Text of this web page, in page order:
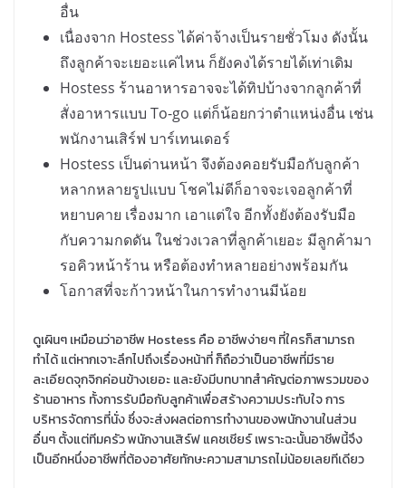
อื่น
เนื่องจาก Hostess ได้ค่าจ้างเป็นรายชั่วโมง ดังนั้น
ถึงลูกค้าจะเยอะแค่ไหน ก็ยังคงได้รายได้เท่าเดิม
Hostess ร้านอาหารอาจจะได้ทิปบ้างจากลูกค้าที่
สั่งอาหารแบบ To-go แต่ก็น้อยกว่าตำแหน่งอื่น เช่น
พนักงานเสิร์ฟ บาร์เทนเดอร์
Hostess เป็นด่านหน้า จึงต้องคอยรับมือกับลูกค้า
หลากหลายรูปแบบ โชคไม่ดีก็อาจจะเจอลูกค้าที่
หยาบคาย เรื่องมาก เอาแต่ใจ อีกทั้งยังต้องรับมือ
กับความกดดัน ในช่วงเวลาที่ลูกค้าเยอะ มีลูกค้ามา
รอคิวหน้าร้าน หรือต้องทำหลายอย่างพร้อมกัน
โอกาสที่จะก้าวหน้าในการทำงานมีน้อย
ดูเผินๆ เหมือนว่าอาชีพ Hostess คือ อาชีพง่ายๆ ที่ใครก็สามารถ
ทำได้ แต่หากเจาะลึกไปถึงเรื่องหน้าที่ ก็ถือว่าเป็นอาชีพที่มีราย
ละเอียดจุกจิกค่อนข้างเยอะ และยังมีบทบาทสำคัญต่อภาพรวมของ
ร้านอาหาร ทั้งการรับมือกับลูกค้าเพื่อสร้างความประทับใจ การ
บริหารจัดการที่นั่ง ซึ่งจะส่งผลต่อการทำงานของพนักงานในส่วน
อื่นๆ ตั้งแต่ทีมครัว พนักงานเสิร์ฟ แคชเชียร์ เพราะฉะนั้นอาชีพนี้จึง
เป็นอีกหนึ่งอาชีพที่ต้องอาศัยทักษะความสามารถไม่น้อยเลยทีเดียว